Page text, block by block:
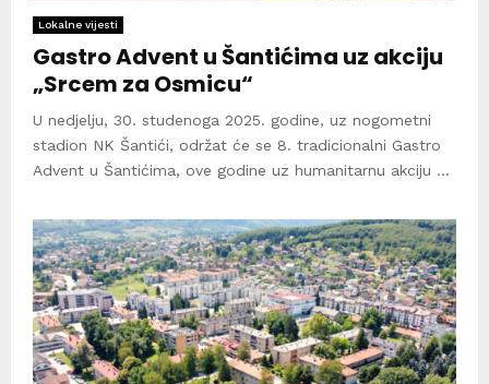
Lokalne vijesti
Gastro Advent u Šantićima uz akciju
„Srcem za Osmicu“
U nedjelju, 30. studenoga 2025. godine, uz nogometni
stadion NK Šantići, održat će se 8. tradicionalni Gastro
Advent u Šantićima, ove godine uz humanitarnu akciju ...